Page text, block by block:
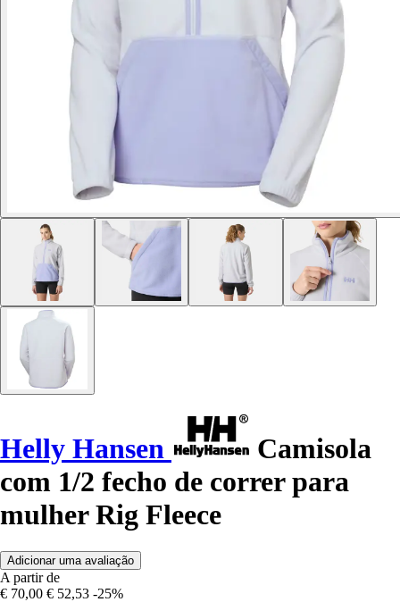
Helly Hansen
Camisola
com 1/2 fecho de correr para
mulher Rig Fleece
Adicionar uma avaliação
A partir de
€ 70,00 € 52,53 -25%